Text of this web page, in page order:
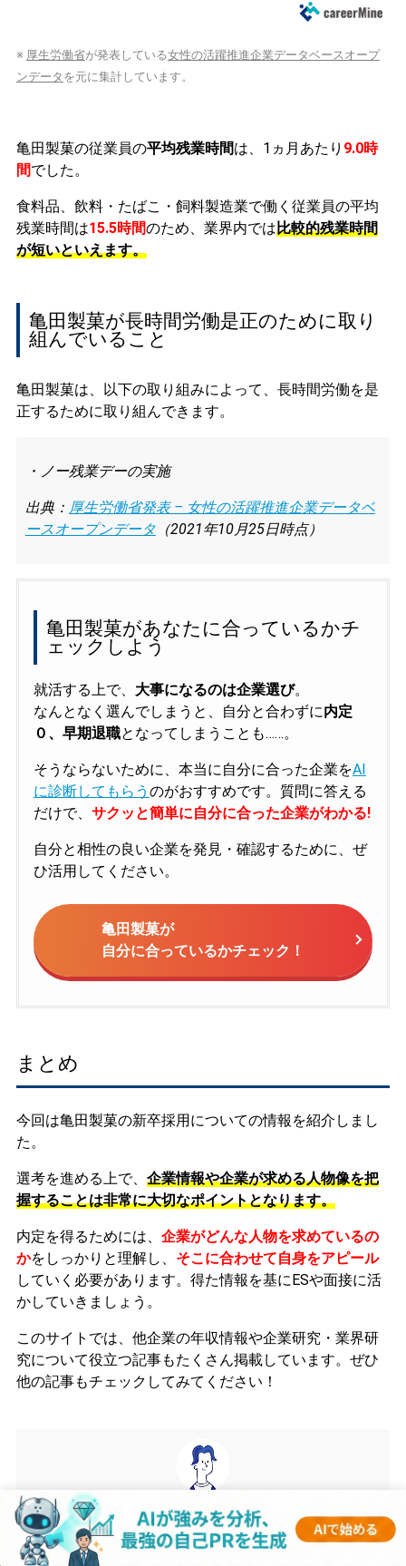
※ 厚生労働省が発表している女性の活躍推進企業データベースオープ
ンデータ を元に集計しています。
亀田製菓の従業員の平均残業時間は、1ヵ月あたり 9.0時
間でした。
食料品、飲料・たばこ・飼料製造業で働く従業員の平均
残業時間は15.5時間のため、業界内では比較的残業時間
が短いといえます。
亀田製菓が長時間労働是正のために取り
組んでいること
亀田製菓は、以下の取り組みによって、長時間労働を是
正するために取り組んできます。
・ノー残業デーの実施
出典： 厚生労働省発表 – 女性の活躍推進企業データベ
ースオープンデータ（2021年10月25日時点）
亀田製菓があなたに合っているかチ
ェックしよう
就活する上で、 大事になるのは企業選び。
なんとなく選んでしまうと、自分と合わずに内定
０、早期退職となってしまうことも……。
そうならないために、本当に自分に合った企業をAI
に診断してもらう のがおすすめです。質問に答える
だけで、 サクッと簡単に自分に合った企業がわかる!
自分と相性の良い企業を発見・確認するために、ぜ
ひ活用してください。
亀田製菓が
自分に合っているかチェック！
まとめ
今回は亀田製菓の新卒採用についての情報を紹介しまし
た。
選考を進める上で、 企業情報や企業が求める人物像を把
握することは非常に大切なポイントとなります。
内定を得るためには、 企業がどんな人物を求めているの
かをしっかりと理解し、 そこに合わせて自身をアピール
していく必要があります。 得た情報を基にESや面接に活
かしていきましょう。
このサイトでは、他企業の年収情報や企業研究・業界研
究について役立つ記事もたくさん掲載しています。ぜひ
他の記事もチェックしてみてください！
監修者 gen
1990年生まれ。大学卒業後、東証一部上場のメーカーに入
社。その後サイバーエージェントにて広告代理事業に従事。現